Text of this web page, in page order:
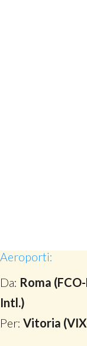
Aeroporti:
Da: Roma
Intl.)
Per: Vitoria